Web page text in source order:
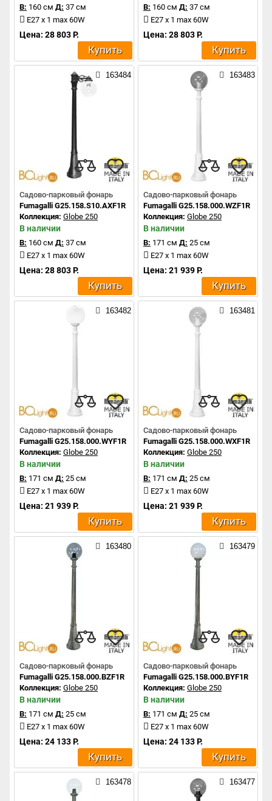
В: 160 см Д: 37 см
E27 x 1 max 60W
Цена: 28 803 Р.
Купить
В: 160 см Д: 37 см
E27 x 1 max 60W
Цена: 28 803 Р.
Купить
163484
Садово-парковый фонарь
Fumagalli G25.158.S10.AXF1R
Коллекция: Globe 250
В наличии
В: 160 см Д: 37 см
E27 x 1 max 60W
Цена: 28 803 Р.
Купить
163483
Садово-парковый фонарь
Fumagalli G25.158.000.WZF1R
Коллекция: Globe 250
В наличии
В: 171 см Д: 25 см
E27 x 1 max 60W
Цена: 21 939 Р.
Купить
163482
Садово-парковый фонарь
Fumagalli G25.158.000.WYF1R
Коллекция: Globe 250
В наличии
В: 171 см Д: 25 см
E27 x 1 max 60W
Цена: 21 939 Р.
Купить
163481
Садово-парковый фонарь
Fumagalli G25.158.000.WXF1R
Коллекция: Globe 250
В наличии
В: 171 см Д: 25 см
E27 x 1 max 60W
Цена: 21 939 Р.
Купить
163480
Садово-парковый фонарь
Fumagalli G25.158.000.BZF1R
Коллекция: Globe 250
В наличии
В: 171 см Д: 25 см
E27 x 1 max 60W
Цена: 24 133 Р.
Купить
163479
Садово-парковый фонарь
Fumagalli G25.158.000.BYF1R
Коллекция: Globe 250
В наличии
В: 171 см Д: 25 см
E27 x 1 max 60W
Цена: 24 133 Р.
Купить
163478 163477